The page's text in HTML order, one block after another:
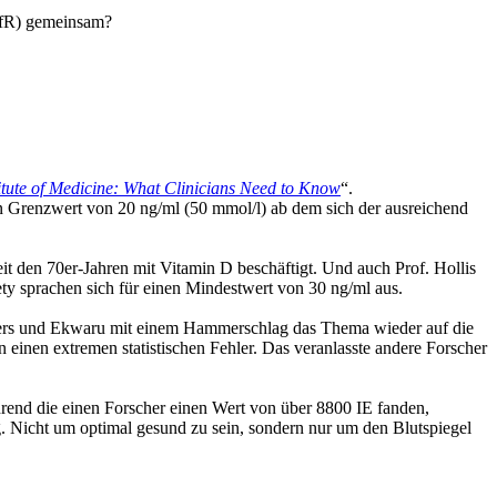
gemeinsam?
of Medicine: What Clinicians Need to Know“.
von 20 ng/ml (50 mmol/l) ab dem sich der ausreichend
den 70er-Jahren mit Vitamin D beschäftigt. Und auch Prof. Hollis
sich für einen Mindestwert von 30 ng/ml aus.
und Ekwaru mit einem Hammerschlag das Thema wieder auf die
extremen statistischen Fehler. Das veranlasste andere Forscher
die einen Forscher einen Wert von über 8800 IE fanden,
um optimal gesund zu sein, sondern nur um den Blutspiegel